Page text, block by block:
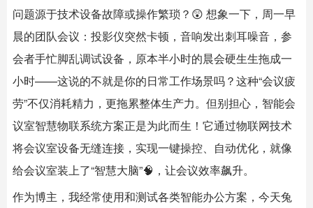
问题源于技术设备故障或操作繁琐？😲 想象一下，周一早
晨的团队会议：投影仪突然卡顿，音响发出刺耳噪音，参
会者手忙脚乱调试设备，原本半小时的晨会硬生生拖成一
小时——这说的不就是你的日常工作场景吗？这种“会议疲
劳”不仅消耗精力，更拖累整体生产力。但别担心， 智能会
议室智慧物联系统方案正是为此而生！它通过物联网技术
将会议室设备无缝连接，实现一键操控、自动优化，就像
给会议室装上了“智慧大脑”🧠，让会议效率飙升。
作为博主，我经常使用和测试各类智能办公方案，今天兔